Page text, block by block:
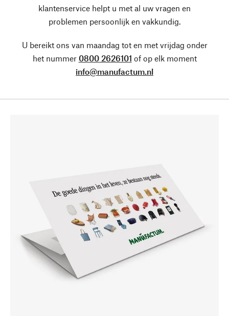
klantenservice helpt u met al uw vragen en
problemen persoonlijk en vakkundig.
U bereikt ons van maandag tot en met vrijdag onder
het nummer 0800 2626101 of op elk moment
info@manufactum.nl